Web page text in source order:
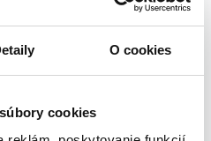
O cookies
cookies
s bielym hranolom je určené
barov, reštaurácií, kaviarní a pod.